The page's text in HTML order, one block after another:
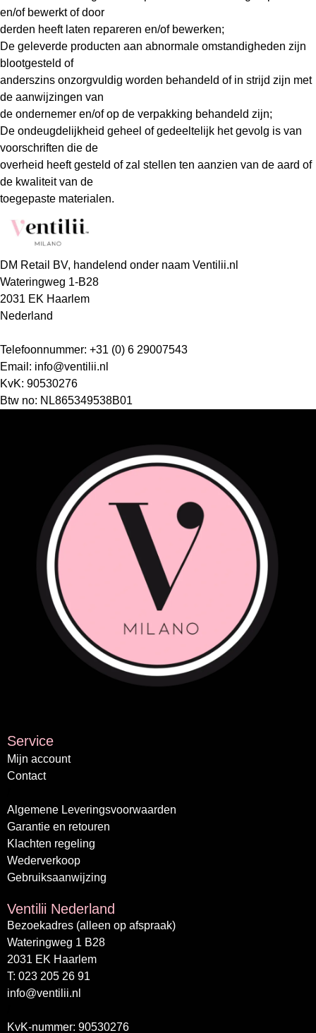
en/of bewerkt of door
derden heeft laten repareren en/of bewerken;
De geleverde producten aan abnormale omstandigheden zijn
blootgesteld of
anderszins onzorgvuldig worden behandeld of in strijd zijn met
de aanwijzingen van
de ondernemer en/of op de verpakking behandeld zijn;
De ondeugdelijkheid geheel of gedeeltelijk het gevolg is van
voorschriften die de
overheid heeft gesteld of zal stellen ten aanzien van de aard of
de kwaliteit van de
toegepaste materialen.
DM Retail BV, handelend onder naam Ventilii.nl
Wateringweg 1-B28
2031 EK Haarlem
Nederland
Telefoonnummer: +31 (0) 6 29007543
Email: info@ventilii.nl
KvK: 90530276
Btw no: NL865349538B01
Service
Mijn account
Contact
Algemene Leveringsvoorwaarden
Garantie en retouren
Klachten regeling
Wederverkoop
Gebruiksaanwijzing
Ventilii Nederland
Bezoekadres (alleen op afspraak)
Wateringweg 1 B28
2031 EK Haarlem
T: 023 205 26 91
info@ventilii.nl
KvK-nummer: 90530276